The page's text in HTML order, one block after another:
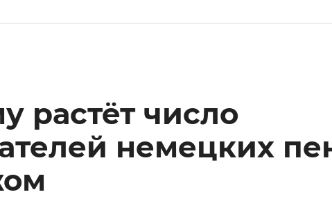
растёт число
немецких